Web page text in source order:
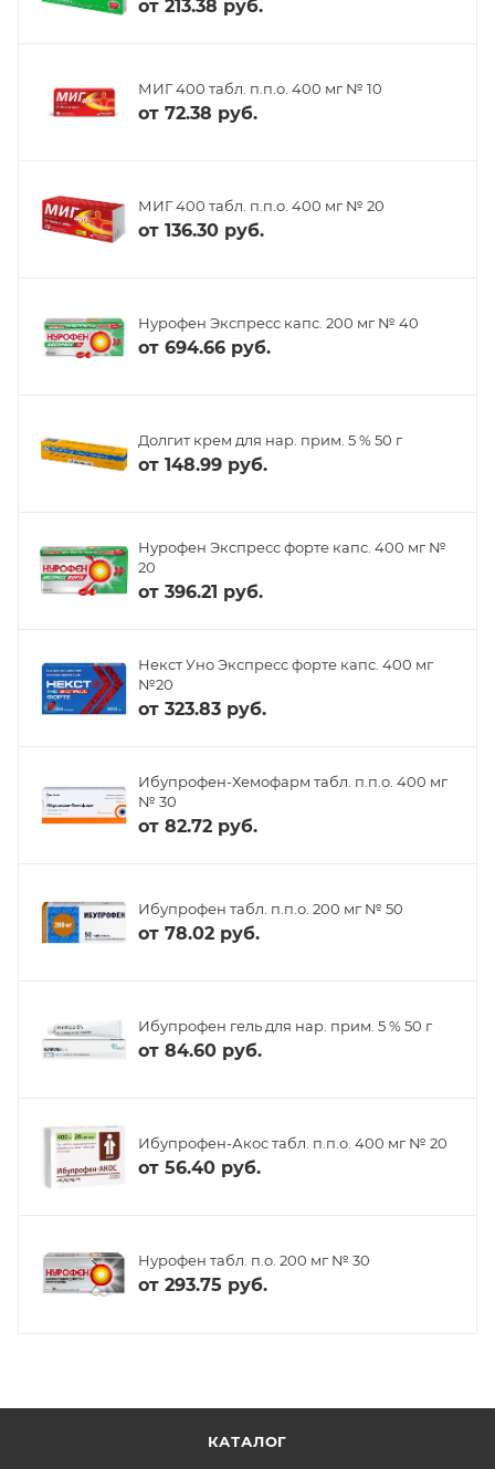
от 213.38 руб.
МИГ 400 табл. п.п.о. 400 мг № 10
от 72.38 руб.
МИГ 400 табл. п.п.о. 400 мг № 20
от 136.30 руб.
Нурофен Экспресс капс. 200 мг № 40
от 694.66 руб.
Долгит крем для нар. прим. 5 % 50 г
от 148.99 руб.
Нурофен Экспресс форте капс. 400 мг №
20
от 396.21 руб.
Некст Уно Экспресс форте капс. 400 мг
№20
от 323.83 руб.
Ибупрофен-Хемофарм табл. п.п.о. 400 мг
№ 30
от 82.72 руб.
Ибупрофен табл. п.п.о. 200 мг № 50
от 78.02 руб.
Ибупрофен гель для нар. прим. 5 % 50 г
от 84.60 руб.
Ибупрофен-Акос табл. п.п.о. 400 мг № 20
от 56.40 руб.
Нурофен табл. п.о. 200 мг № 30
от 293.75 руб.
КАТАЛОГ